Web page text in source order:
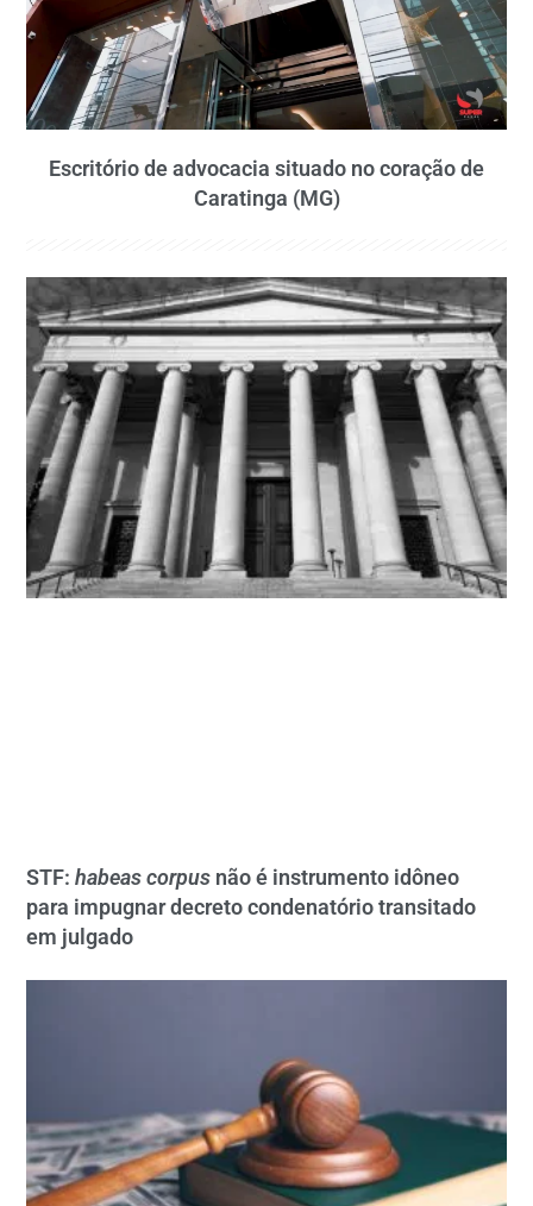
Escritório de advocacia situado no coração de
Caratinga (MG)
STF:habeas corpus não é instrumento idôneo
para impugnar decreto condenatório transitado
em julgado